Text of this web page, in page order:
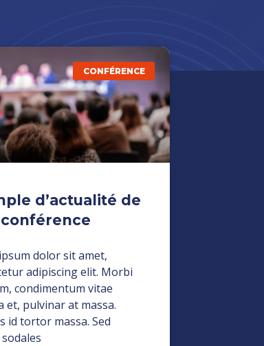
CONFÉRENCE
d’actualité de
dolor sit amet,
adipiscing elit. Morbi
condimentum vitae
et, pulvinar at massa.
id tortor massa. Sed